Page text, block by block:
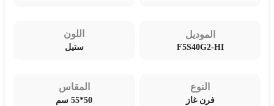
الموديل
F5S40G2-HI
اللون
ستيل
النوع
فرن غاز
المقاس
50*55 سم